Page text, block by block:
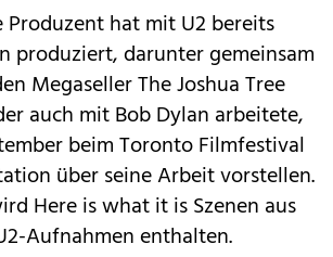
Produzent hat mit U2 bereits
produziert, darunter gemeinsam
Megaseller The Joshua Tree
auch mit Bob Dylan arbeitete,
beim Toronto Filmfestival
über seine Arbeit vorstellen.
Here is what it is Szenen aus
Aufnahmen enthalten.